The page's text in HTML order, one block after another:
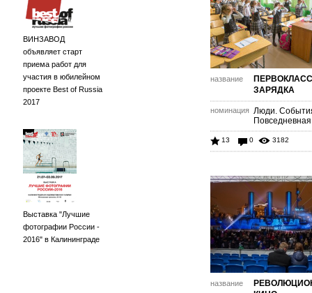
ВИНЗАВОД
объявляет старт
приема работ для
участия в юбилейном
проекте Best of Russia
2017
Выставка "Лучшие
фотографии России -
2016" в Калининграде
название
ЗАРЯДКА
номинация Люди.
13 0 3182
название